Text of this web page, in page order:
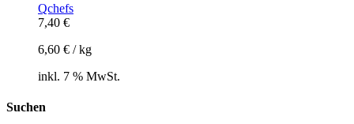
Qchefs
7,40 €
6,60 € /kg
inkl. 7 % MwSt.
Suchen